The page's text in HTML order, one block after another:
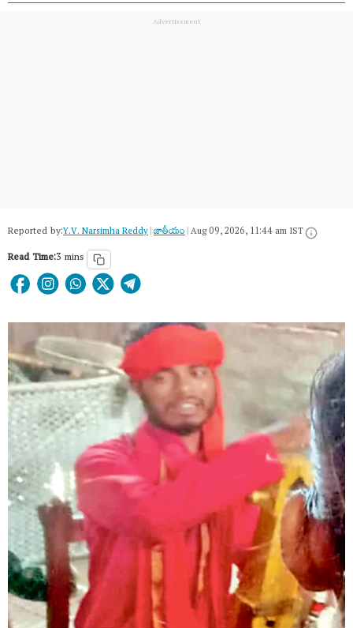
Reported by:Y.V. Narsimha Reddy|జాతీయం|Aug 09, 2026, 11:44 am IST
Read Time:3 mins